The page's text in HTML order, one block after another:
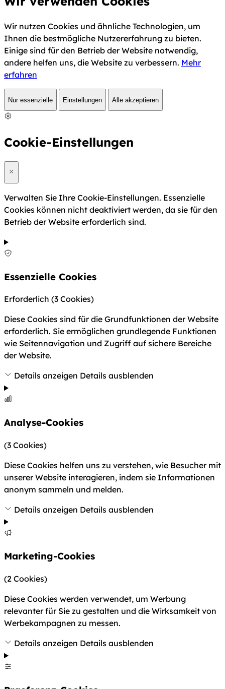
Wir nutzen Cookies und ähnliche Technologien, um
Ihnen die bestmögliche Nutzererfahrung zu bieten.
Einige sind für den Betrieb der Website notwendig,
andere helfen uns, die Website zu verbessern. Mehr
erfahren
Nur essenzielle Einstellungen Alle akzeptieren
Cookie-Einstellungen
Verwalten Sie Ihre Cookie-Einstellungen. Essenzielle
Cookies können nicht deaktiviert werden, da sie für den
Betrieb der Website erforderlich sind.
Essenzielle Cookies
Erforderlich (3 Cookies)
Diese Cookies sind für die Grundfunktionen der Website
erforderlich. Sie ermöglichen grundlegende Funktionen
wie Seitennavigation und Zugriff auf sichere Bereiche
der Website.
Details anzeigen Details ausblenden
Analyse-Cookies
(3 Cookies)
Diese Cookies helfen uns zu verstehen, wie Besucher mit
unserer Website interagieren, indem sie Informationen
anonym sammeln und melden.
Details anzeigen Details ausblenden
Marketing-Cookies
(2 Cookies)
Diese Cookies werden verwendet, um Werbung
relevanter für Sie zu gestalten und die Wirksamkeit von
Werbekampagnen zu messen.
Details anzeigen Details ausblenden